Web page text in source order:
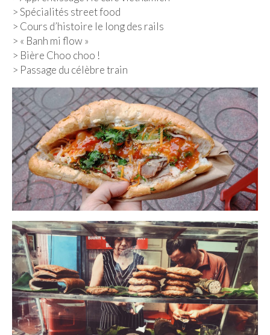
FRANCE
– Nice
– Paris
– La Réunion
JAPON
– Osaka
PÉROU
PORTUGAL
USA
– Los Angeles
VIETNAM
– Hanoi
– Hué & Hoi An
– Quy Nhon
> Spécialités street food
> Cours d’histoire le long des rails
> « Banh mi flow »
> Bière Choo choo !
> Passage du célèbre train